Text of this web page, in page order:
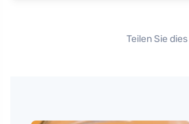
Teilen Sie dies